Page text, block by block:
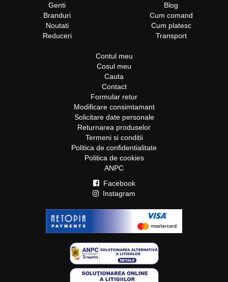
Genti
Branduri
Noutati
Reduceri
Blog
Cum comand
Cum platesc
Transport
Contul meu
Cosul meu
Cauta
Contact
Formular retur
Modificare consimtamant
Solicitare date personale
Returnarea produselor
Termeni si conditii
Politica de confidentialitate
Politica de cookies
ANPC
Facebook
Instagram